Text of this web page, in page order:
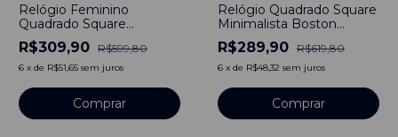
Relógio Feminino
Quadrado Square
Glendale Pulseira Couro
40mm Aço Inoxidável
Bewatch
R$309,90 R$599,80
6 x de R$51,65 sem juros
Comprar
Relógio Quadrado Square
Minimalista Boston
Pulseira De Couro Preto
Aço Inoxidável banhado a
titânio 40mm
R$289,90 R$619,80
6 x de R$48,32 sem juros
Comprar